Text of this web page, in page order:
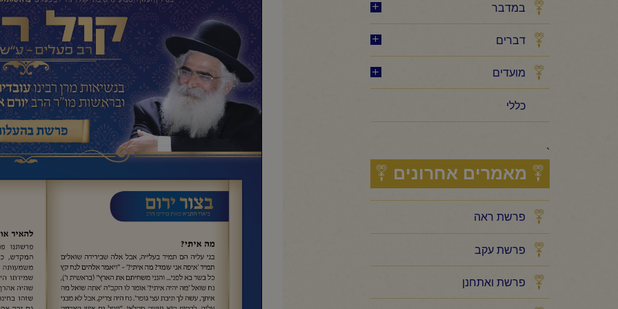
במדבר
דברים
מועדים
כללי
`
מאמרים אחרונים
פרשת ראה
פרשת עקב
פרשת ואתחנן